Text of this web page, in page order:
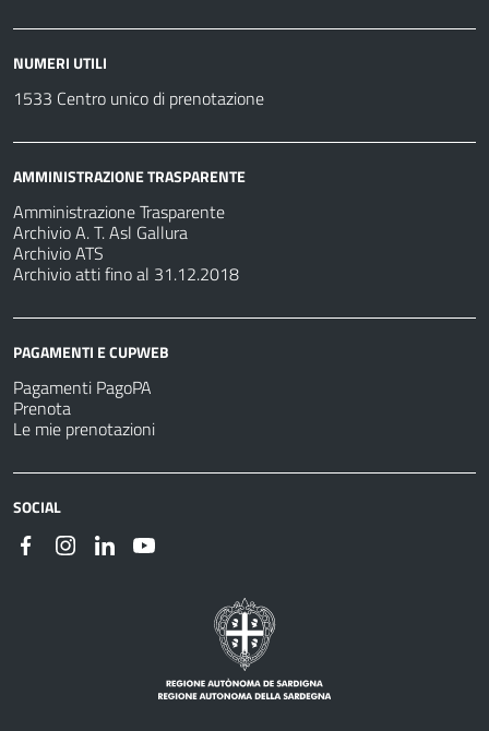
NUMERI UTILI
1533 Centro unico di prenotazione
AMMINISTRAZIONE TRASPARENTE
Amministrazione Trasparente
Archivio A. T. Asl Gallura
Archivio ATS
Archivio atti fino al 31.12.2018
PAGAMENTI E CUPWEB
Pagamenti PagoPA
Prenota
Le mie prenotazioni
SOCIAL